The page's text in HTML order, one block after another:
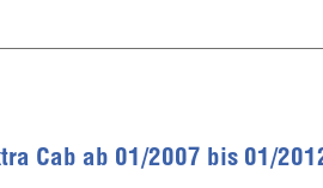
Cab ab 01/2007 bis 01/